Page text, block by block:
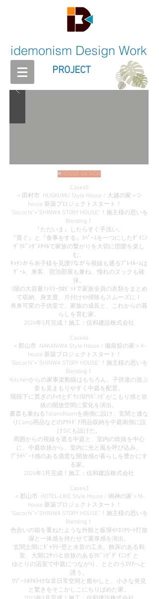
idemonism Design Work
PROJECT
■HOUSE-DESIGN
Case45
＜田村市 HUGKUMU Style House / 大越の家＞O-
house 新築プロジェクトスタート！
"Gocochi"×"SHINWA STORY HOUSE"！施主様の思いを
Blending！
『ただいま』したらすぐ手洗い。
『寛ぐ』と『食事をする』ｽﾍﾟｰｽを一つにしたﾀﾞｲﾆﾝ
ｸﾞﾘﾋﾞﾝｸﾞｽﾀｲﾙで家族の繋がりを大切に団欒を楽し
む。
ｷｯﾁﾝからお子様を見護ﾘながら視線も通るﾌﾟﾚｲﾙｰﾑは
ｹﾞｰﾑ、来客、宿泊部屋も兼ね、憧れのヌックも確
保。
1階の大容量ﾌｧﾐﾘｰｸﾛｾﾞｯﾄで家族全員の衣類をまとめ
て収納、身支度、片付けや掃除もスムーズに！
将来可変の子供室で、家族の成長と、これからの暮
らしを育む家。
2024年5月完成！施工：信和建設株式会社
Case44
＜郡山市 NAKANIWA Style House / 備前舘の家＞K-
house 新築プロジェクトスタート！
"Gocochi"×"SHINWA STORY HOUSE"！施主様の思いを
Blending！
Kitchenからの家事楽動線はもちろん、子供達の遊ぶ
姿も見まもりやすく中庭を配置。
階段下に寛ぎのﾇｯｸとﾀﾞｳﾝﾌﾛｱﾘﾋﾞﾝｸﾞがこもり感と吹
抜の開放空間に変化を演出。
書斎も兼ねるTatamiRoomを南側に設け、玄関と連な
りCamp用品などのｱｳﾄﾄﾞｱ用品収納を中庭南側に設
けSICも設けた。
周囲からの視線を遮る中庭と、室内の吹抜を中心
に、中庭吹抜から、室内に光と風を呼び込み、
ﾌﾟﾗｲﾍﾞｰﾄ感のある適度な開放感が暮らしを豊かにす
る家。
2024年2月完成！施工：信和建設株式会社
Case43
＜郡山市 HOTEL-LIKE Style House / 鳴神の家＞M-
house 新築プロジェクトスタート！
"Gocochi"×"SHINWA STORY HOUSE"！施主様の思いを
Blending！
色合いの箱を重ねたような外観と板塀やｺﾝｸﾘｰﾄ打放
塀と一体感を持たせて重厚感を演出。
玄関土間にｷﾞｬﾗﾘｰ壁と水音の工夫。飾床のある和
室、大開口ｻｯｼと吹抜のあるﾘﾋﾞﾝｸﾞﾀﾞｲﾆﾝｸﾞと
ゆとりの浴室で中庭につながり、ととのうｴﾘｱへと
誘う。
ﾘｿﾞｰﾄﾎﾃﾙﾗｲｸな非日常空間と癒やしと、小さな発見
と驚きをそこかしこにちりばめた家。